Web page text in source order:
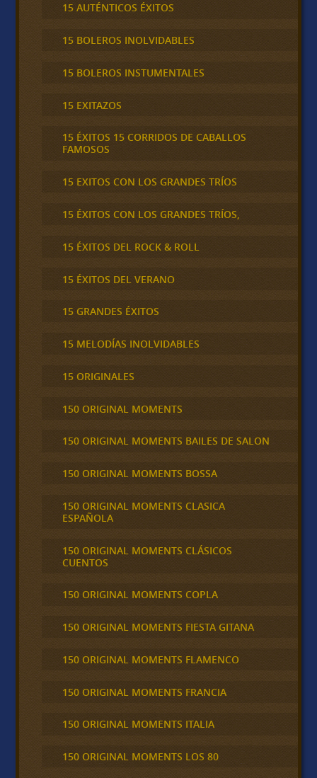
15 AUTÉNTICOS ÉXITOS
15 BOLEROS INOLVIDABLES
15 BOLEROS INSTUMENTALES
15 EXITAZOS
15 ÉXITOS 15 CORRIDOS DE CABALLOS
FAMOSOS
15 EXITOS CON LOS GRANDES TRÍOS
15 ÉXITOS CON LOS GRANDES TRÍOS,
15 ÉXITOS DEL ROCK & ROLL
15 ÉXITOS DEL VERANO
15 GRANDES ÉXITOS
15 MELODÍAS INOLVIDABLES
15 ORIGINALES
150 ORIGINAL MOMENTS
150 ORIGINAL MOMENTS BAILES DE SALON
150 ORIGINAL MOMENTS BOSSA
150 ORIGINAL MOMENTS CLASICA
ESPAÑOLA
150 ORIGINAL MOMENTS CLÁSICOS
CUENTOS
150 ORIGINAL MOMENTS COPLA
150 ORIGINAL MOMENTS FIESTA GITANA
150 ORIGINAL MOMENTS FLAMENCO
150 ORIGINAL MOMENTS FRANCIA
150 ORIGINAL MOMENTS ITALIA
150 ORIGINAL MOMENTS LOS 80